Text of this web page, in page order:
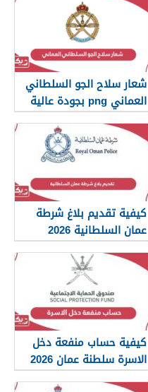
شعار سلاح الجو السلطاني
العماني png بجودة عالية
2026
كيفية تقديم بلاغ شرطة
عمان السلطانية 2026
كيفية حساب منفعة دخل
الاسرة سلطنة عمان 2026